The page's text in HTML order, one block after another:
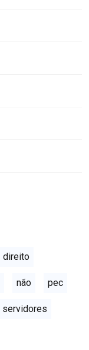
direito
não pec
servidores